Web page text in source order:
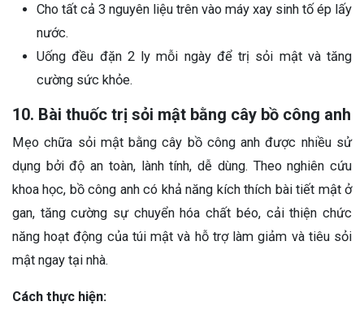
Cho tất cả 3 nguyên liệu trên vào máy xay sinh tố ép lấy
nước.
Uống đều đặn 2 ly mỗi ngày để trị sỏi mật và tăng
cường sức khỏe.
10. Bài thuốc trị sỏi mật bằng cây bồ công anh
Mẹo chữa sỏi mật bằng cây bồ công anh được nhiều sử
dụng bởi độ an toàn, lành tính, dễ dùng. Theo nghiên cứu
khoa học, bồ công anh có khả năng kích thích bài tiết mật ở
gan, tăng cường sự chuyển hóa chất béo, cải thiện chức
năng hoạt động của túi mật và hỗ trợ làm giảm và tiêu sỏi
mật ngay tại nhà.
Cách thực hiện: